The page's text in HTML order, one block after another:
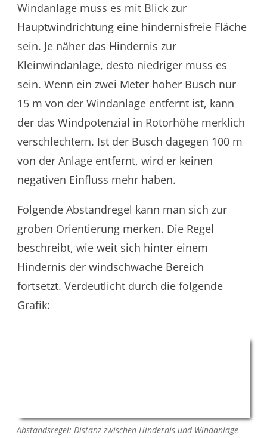
Windanlage muss es mit Blick zur
Hauptwindrichtung eine hindernisfreie Fläche
sein. Je näher das Hindernis zur
Kleinwindanlage, desto niedriger muss es
sein. Wenn ein zwei Meter hoher Busch nur
15 m von der Windanlage entfernt ist, kann
der das Windpotenzial in Rotorhöhe merklich
verschlechtern. Ist der Busch dagegen 100 m
von der Anlage entfernt, wird er keinen
negativen Einfluss mehr haben.
Folgende Abstandregel kann man sich zur
groben Orientierung merken. Die Regel
beschreibt, wie weit sich hinter einem
Hindernis der windschwache Bereich
fortsetzt. Verdeutlicht durch die folgende
Grafik:
Abstandsregel: Distanz zwischen Hindernis und Windanlage